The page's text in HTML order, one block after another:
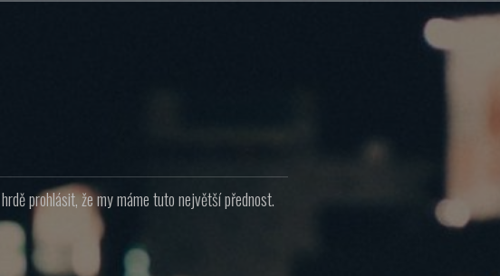
prohlásit, že my máme tuto největší přednost.